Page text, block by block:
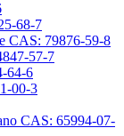
68-7
CAS: 79876-59-8
57-7
64-6
00-3
CAS: 65994-07-